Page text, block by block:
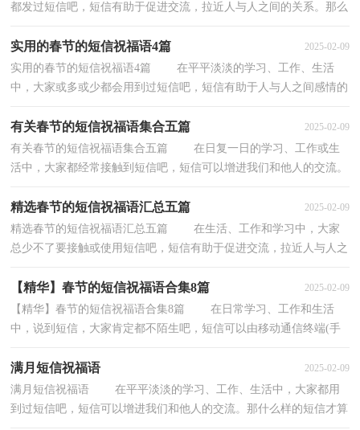
都发过短信吧，短信有助于促进交流，拉近人与人之间的关系。那么
实用的春节的短信祝福语4篇 2025-02-09
实用的春节的短信祝福语4篇 在平平淡淡的学习、工作、生活
中，大家或多或少都会用到过短信吧，短信有助于人与人之间感情的
有关春节的短信祝福语集合五篇 2025-02-09
有关春节的短信祝福语集合五篇 在日复一日的学习、工作或生
活中，大家都经常接触到短信吧，短信可以增进我们和他人的交流。
精选春节的短信祝福语汇总五篇 2025-02-09
精选春节的短信祝福语汇总五篇 在生活、工作和学习中，大家
总少不了要接触或使用短信吧，短信有助于促进交流，拉近人与人之
【精华】春节的短信祝福语合集8篇 2025-02-09
【精华】春节的短信祝福语合集8篇 在日常学习、工作和生活
中，说到短信，大家肯定都不陌生吧，短信可以由移动通信终端(手
满月短信祝福语 2025-02-09
满月短信祝福语 在平平淡淡的学习、工作、生活中，大家都用
到过短信吧，短信可以增进我们和他人的交流。那什么样的短信才算